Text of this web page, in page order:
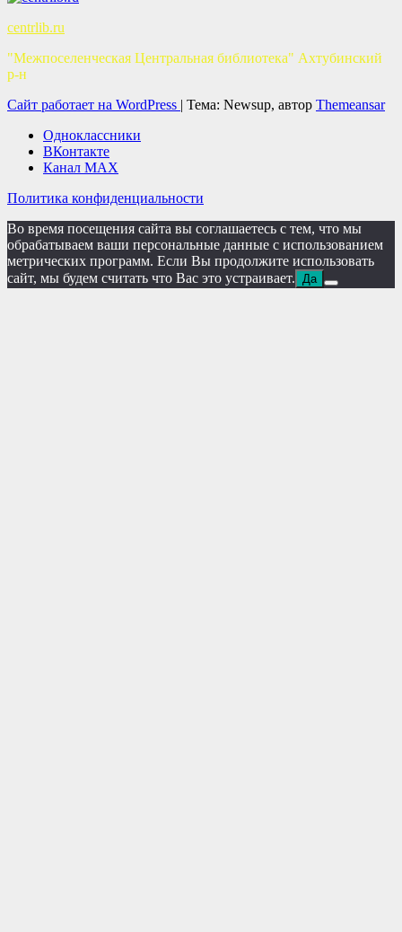
centrlib.ru
"Межпоселенческая Центральная библиотека" Ахтубинский
р-н
Сайт работает на WordPress | Тема: Newsup, автор Themeansar
Одноклассники
ВКонтакте
Канал MAX
Политика конфиденциальности
Во время посещения сайта вы соглашаетесь с тем, что мы
обрабатываем ваши персональные данные с использованием
метрических программ. Если Вы продолжите использовать
сайт, мы будем считать что Вас это устраивает.
Да